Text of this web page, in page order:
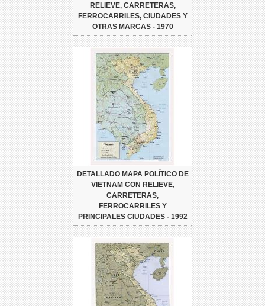
RELIEVE, CARRETERAS,
FERROCARRILES, CIUDADES Y
OTRAS MARCAS - 1970
DETALLADO MAPA POLÍTICO DE
VIETNAM CON RELIEVE,
CARRETERAS,
FERROCARRILES Y
PRINCIPALES CIUDADES - 1992